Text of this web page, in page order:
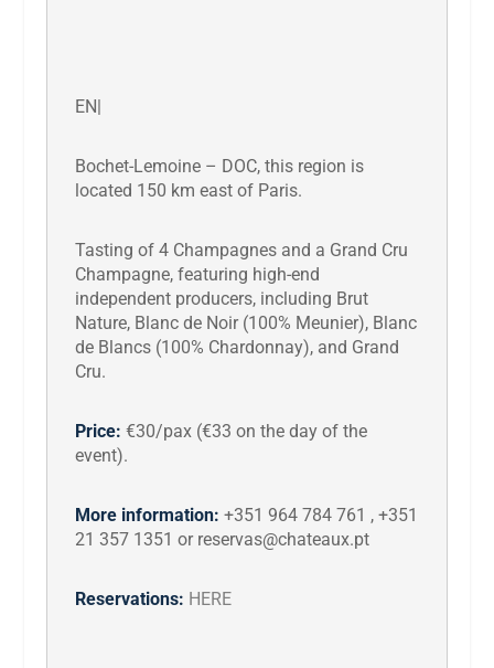
EN|
Bochet-Lemoine – DOC, this region is
located 150 km east of Paris.
Tasting of 4 Champagnes and a Grand Cru
Champagne, featuring high-end
independent producers, including Brut
Nature, Blanc de Noir (100% Meunier), Blanc
de Blancs (100% Chardonnay), and Grand
Cru.
Price: €30/pax (€33 on the day of the
event).
More information: +351 964 784 761 , +351
21 357 1351 or reservas@chateaux.pt
Reservations: HERE